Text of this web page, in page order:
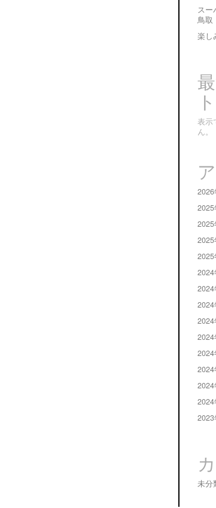
スー
鳥取
楽し
ト
表示
ん。
2026
2025
2025
2025
2025
2024
2024
2024
2024
2024
2024
2024
2024
2024
2023
未分